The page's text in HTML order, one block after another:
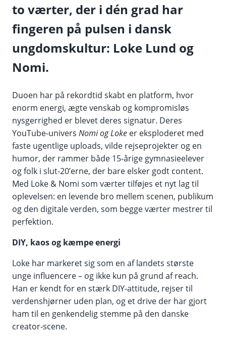
to værter, der i dén grad har
fingeren på pulsen i dansk
ungdomskultur: Loke Lund og
Nomi.
Duoen har på rekordtid skabt en platform, hvor
enorm energi, ægte venskab og kompromisløs
nysgerrighed er blevet deres signatur. Deres
YouTube‑univers Nomi og Loke er eksploderet med
faste ugentlige uploads, vilde rejseprojekter og en
humor, der rammer både 15‑årige gymnasieelever
og folk i slut‑20’erne, der bare elsker godt content.
Med Loke & Nomi som værter tilføjes et nyt lag til
oplevelsen: en levende bro mellem scenen, publikum
og den digitale verden, som begge værter mestrer til
perfektion.
DIY, kaos og kæmpe energi
Loke har markeret sig som en af landets største
unge influencere – og ikke kun på grund af reach.
Han er kendt for en stærk DIY‑attitude, rejser til
verdenshjørner uden plan, og et drive der har gjort
ham til en genkendelig stemme på den danske
creator‑scene.